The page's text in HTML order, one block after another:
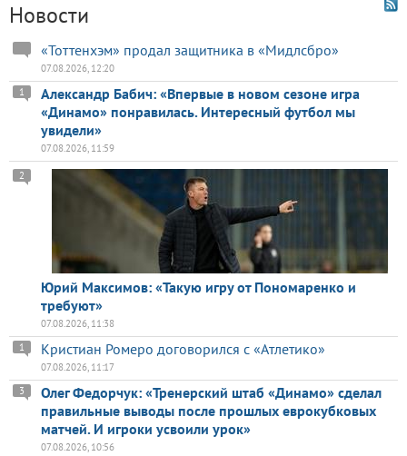
Новости
«Тоттенхэм» продал защитника в «Мидлсбро»
07.08.2026, 12:20
Александр Бабич: «Впервые в новом сезоне игра
«Динамо» понравилась. Интересный футбол мы
увидели»
1
07.08.2026, 11:59
Юрий Максимов: «Такую игру от Пономаренко и
требуют»
2
07.08.2026, 11:38
Кристиан Ромеро договорился с «Атлетико»
1
07.08.2026, 11:17
Олег Федорчук: «Тренерский штаб «Динамо» сделал
правильные выводы после прошлых еврокубковых
матчей. И игроки усвоили урок»
3
07.08.2026, 10:56